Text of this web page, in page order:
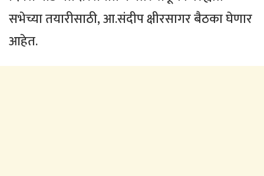
सभेच्या तयारीसाठी, आ.संदीप क्षीरसागर बैठका घेणार
आहेत.